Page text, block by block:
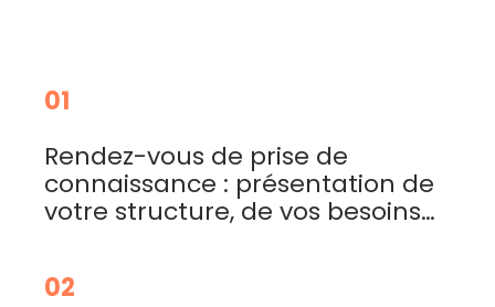
01
Rendez-vous de prise de
connaissance : présentation de
votre structure, de vos besoins…
02